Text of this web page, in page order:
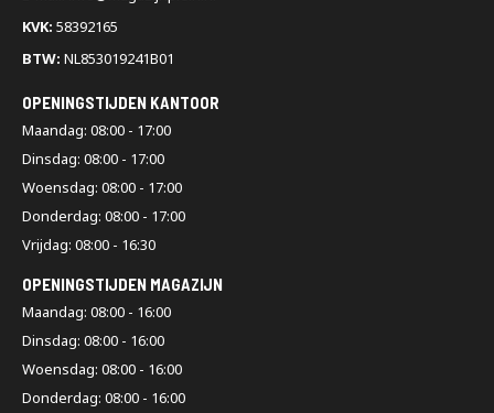
KVK: 58392165
BTW: NL853019241B01
OPENINGSTIJDEN KANTOOR
Maandag: 08:00 - 17:00
Dinsdag: 08:00 - 17:00
Woensdag: 08:00 - 17:00
Donderdag: 08:00 - 17:00
Vrijdag: 08:00 - 16:30
OPENINGSTIJDEN MAGAZIJN
Maandag: 08:00 - 16:00
Dinsdag: 08:00 - 16:00
Woensdag: 08:00 - 16:00
Donderdag: 08:00 - 16:00